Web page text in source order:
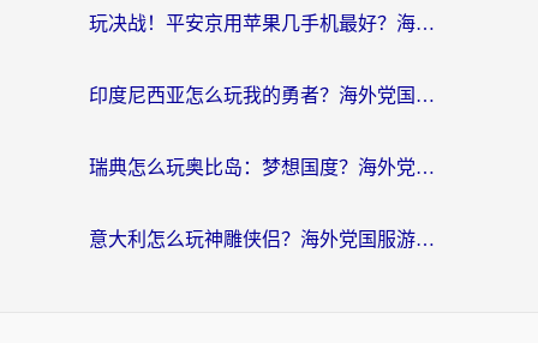
玩决战！平安京用苹果几手机最好？海外党必看的设备+加速器双攻略
印度尼西亚怎么玩我的勇者？海外党国服游戏加速避坑指南（附实况五行师解决方案）
瑞典怎么玩奥比岛：梦想国度？海外党亲测有效的国服游戏加速全攻略
意大利怎么玩神雕侠侣？海外党国服游戏加速终极指南（附欧洲玩王者王国保卫战4不卡技巧）